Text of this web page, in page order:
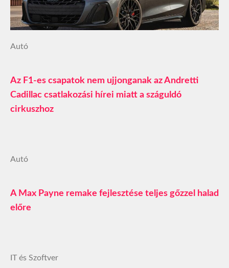
Autó
Az F1-es csapatok nem ujjonganak az Andretti
Cadillac csatlakozási hírei miatt a száguldó
cirkuszhoz
Autó
A Max Payne remake fejlesztése teljes gőzzel halad
előre
IT és Szoftver